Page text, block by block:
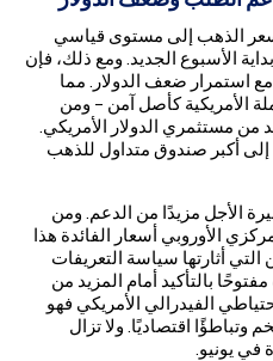
سعر الذهب إلى مستوى قياسي
في بداية الأسبوع الجديد. ومع ذلك، فإن
استمرار ضعف الدولار. مما
الأمريكية كأصل آمن – ومن
من مستثمري الدولار الأمريكي.
إلى أكبر صندوق متداول للذهب
الأجل مزيدًا من الدعم. ومن
الأوروبي أسعار الفائدة هذا
أثارتها سياسة التعريفات
بالتأكيد أمام المزيد من
الفيدرالي الأمريكي فهو
اقتصاديًا. ولا تزال
في يونيو.